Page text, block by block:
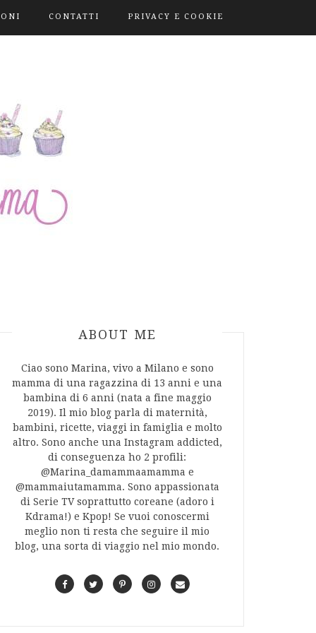
CONTATTI PRIVACY E COOKIE
ABOUT AUTHOR
ABOUT ME
Ciao sono Marina, vivo a Milano e sono
mamma di una ragazzina di 13 anni e una
bambina di 6 anni (nata a fine maggio
2019). Il mio blog parla di maternità,
bambini, ricette, viaggi in famiglia e molto
altro. Sono anche una Instagram addicted,
di conseguenza ho 2 profili:
@Marina_damammaamamma e
@mammaiutamamma. Sono appassionata
di Serie TV soprattutto coreane (adoro i
Kdrama!) e Kpop! Se vuoi conoscermi
meglio non ti resta che seguire il mio
blog, una sorta di viaggio nel mio mondo.
F
T
P
I
C